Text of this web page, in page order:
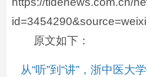
原文如下：
从“听”到“讲”，浙中医大